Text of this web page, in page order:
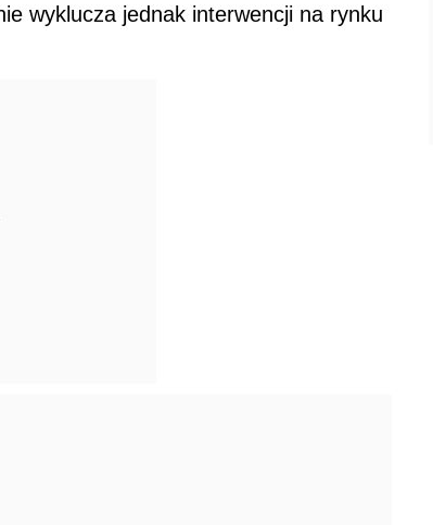
wyklucza jednak interwencji na rynku